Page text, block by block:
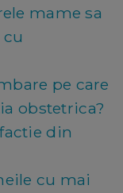
mame sa
pe care
obstetrica?
din
cu mai